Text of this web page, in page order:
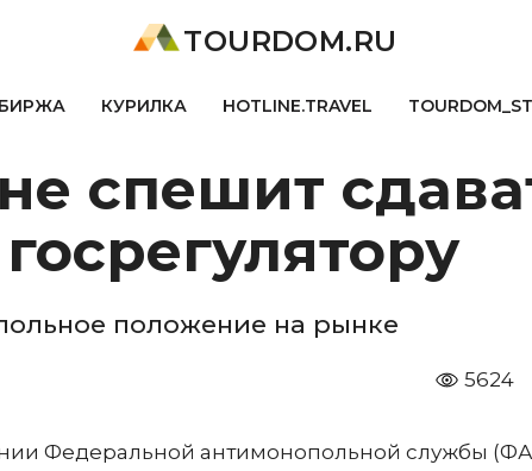
TOURDOM.RU
БИРЖА КУРИЛКА HOTLINE.TRAVEL
спешит
положение на рынке
5624
Федеральной антимонопольной службы